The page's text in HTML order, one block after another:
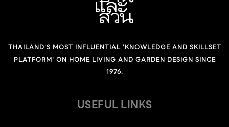
และจัดต่อเนื่องในปี 2020 เป็นครั้งที่ 2 ภายใต้แนวคิด “ศิลป์
สร้าง ทางสุข” (Escape Routes) โดยมีหัวเรือใหญ่อย่าง
ครั้งสำคัญกับทั้งภาครัฐและเอกชน โดยการจัดงานมีกำหนด
THAILAND'S MOST INFLUENTIAL 'KNOWLEDGE AND SKILLSET
PLATFORM' ON HOME LIVING AND GARDEN DESIGN SINCE
1976.
USEFUL LINKS